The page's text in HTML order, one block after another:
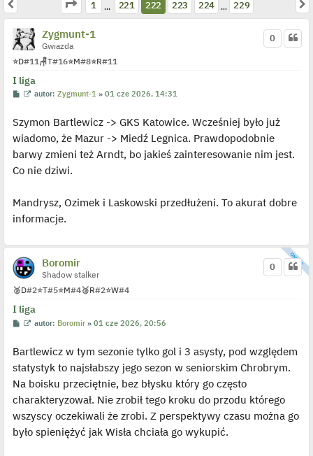
j
Strona
222z229
1 … 221 222 223 224 … 229
Zygmunt-1
Gwiazda
⭐D#11🪑T#16⭐M#8⭐R#11
I liga
0
P
t
W
w
e
l
p
o
d
n
y
o
s
autor:Zygmunt-1 »01 cze 2026, 14:31
Szymon Bartlewicz -> GKS Katowice. Wcześniej było już
wiadomo, że Mazur -> Miedź Legnica. Prawdopodobnie
barwy zmieni też Arndt, bo jakieś zainteresowanie nim jest.
Co nie dziwi.
Mandrysz, Ozimek i Laskowski przedłużeni. To akurat dobre
informacje.
Boromir
Shadow stalker
🥈D#2⭐T#5⭐M#4🥈R#2⭐W#4
I liga
0
P
t
W
w
i
e
t
l
o
j
e
d
autor: Boromir »01 cze 2026, 20:56
Bartlewicz w tym sezonie tylko gol i 3 asysty, pod względem
statystyk to najsłabszy jego sezon w seniorskim Chrobrym.
Na boisku przeciętnie, bez błysku który go często
charakteryzował. Nie zrobił tego kroku do przodu którego
wszyscy oczekiwali że zrobi. Z perspektywy czasu można go
było spieniężyć jak Wisła chciała go wykupić.